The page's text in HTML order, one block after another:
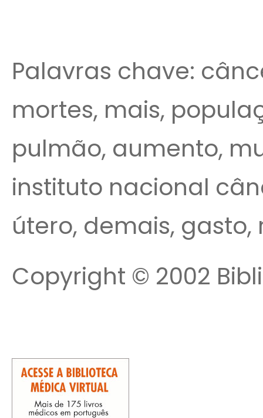
Palavras chave:
mortes, mais,
pulmão, aumento,
instituto nacional
útero, demais,
Copyright © 2002